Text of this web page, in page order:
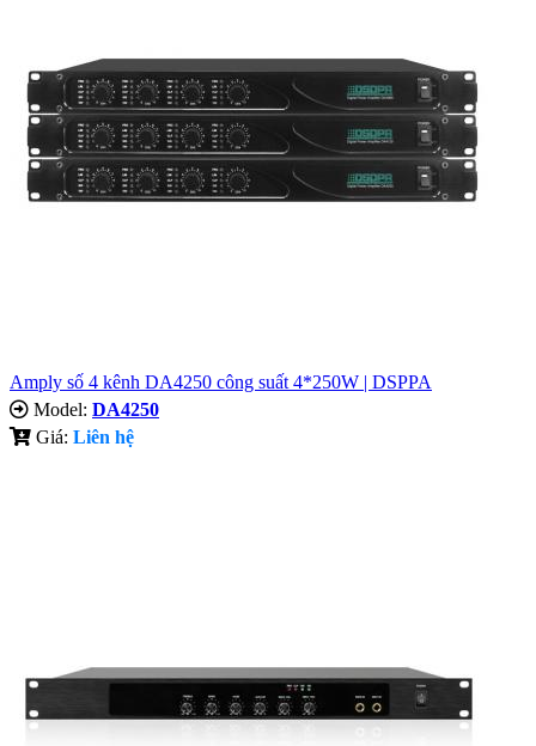
Amply số 4 kênh DA4250 công suất 4*250W | DSPPA
Model: DA4250
Giá: Liên hệ